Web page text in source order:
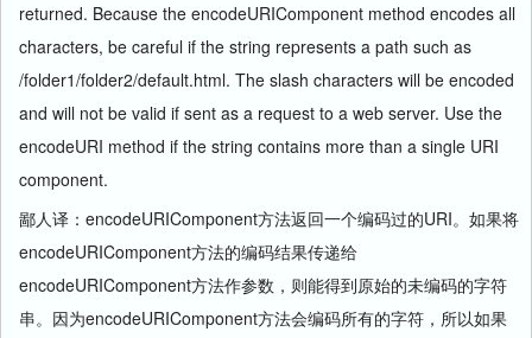
returned. Because the encodeURIComponent method encodes all
characters, be careful if the string represents a path such as
/folder1/folder2/default.html. The slash characters will be encoded
and will not be valid if sent as a request to a web server. Use the
encodeURI method if the string contains more than a single URI
component.
鄙人译：encodeURIComponent方法返回一个编码过的URI。如果将
encodeURIComponent方法的编码结果传递给
encodeURIComponent方法作参数，则能得到原始的未编码的字符
串。因为encodeURIComponent方法会编码所有的字符，所以如果